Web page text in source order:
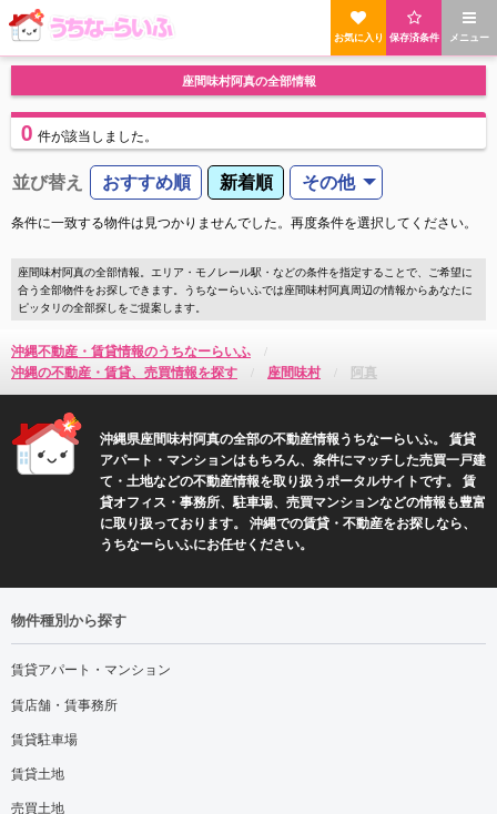
メニュー
保存済条件
お気に入り
座間味村阿真の全部情報
0 件が該当しました。
並び替え おすすめ順 新着順 その他
条件に一致する物件は見つかりませんでした。再度条件を選択してください。
座間味村阿真の全部情報。エリア・モノレール駅・などの条件を指定することで、ご希望に
合う全部物件をお探しできます。うちなーらいふでは座間味村阿真周辺の情報からあなたに
ピッタリの全部探しをご提案します。
沖縄不動産・賃貸情報のうちなーらいふ
沖縄の不動産・賃貸、売買情報を探す
座間味村 阿真
沖縄県座間味村阿真の全部の不動産情報うちなーらいふ。 賃貸
アパート・マンションはもちろん、条件にマッチした売買一戸建
て・土地などの不動産情報を取り扱うポータルサイトです。 賃
貸オフィス・事務所、駐車場、売買マンションなどの情報も豊富
に取り扱っております。 沖縄での賃貸・不動産をお探しなら、
うちなーらいふにお任せください。
物件種別から探す
賃貸アパート・マンション
賃店舗・賃事務所
賃貸駐車場
賃貸土地
売買土地